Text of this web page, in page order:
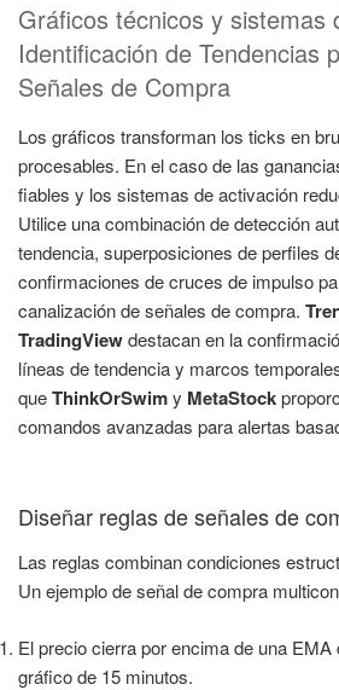
Gráficos técnicos y sistemas
Identificación de Tendencias
Señales de Compra
Los gráficos transforman los ticks en
procesables. En el caso de las
fiables y los sistemas de activación
Utilice una combinación de detección
tendencia, superposiciones de perfiles
confirmaciones de cruces de impulso
canalización de señales de compra.
TradingViewdestacan en la
líneas de tendencia y marcos
queThinkOrSwimy MetaStock
comandos avanzadas para alertas
Diseñar reglas de señales de
Las reglas combinan condiciones
Un ejemplo de señal de compra
El precio cierra por encima de una EMA
gráfico de 15 minutos.